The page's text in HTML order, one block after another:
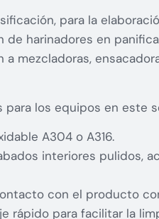
para la
de harinadores en
mezcladoras,
los equipos en este
A304 o A316.
interiores pulidos,
con el producto
rápido para facilitar la